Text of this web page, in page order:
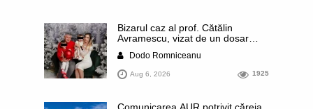
Bizarul caz al prof. Cătălin
Avramescu, vizat de un dosar
DIICOT pentru „pornografie
infantilă”. Miroase a execuție
stalinistă. Cea mai imundă parte a
presei publică inclusiv documente
dezvăluite date ultra-personale
Dodo Romniceanu
Aug 6, 2026 1925
Comunicarea AUR potrivit căreia